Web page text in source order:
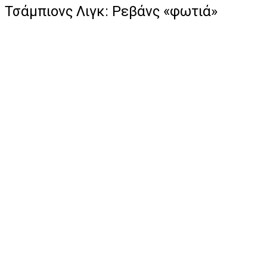
Τσάμπιονς Λιγκ: Ρεβάνς «φωτιά»